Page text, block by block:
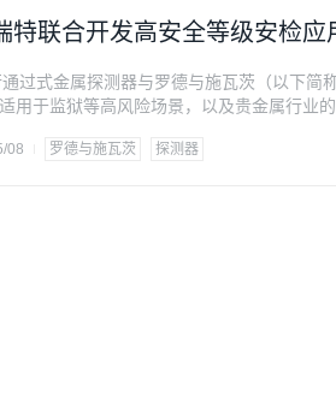
特联合开发高安全等级安检应
过式金属探测器与罗德与施瓦茨（以下简
用于监狱等高风险场景，以及贵金属行业
微小或体内藏匿的金属威胁，为毫米波检
08 罗德与施瓦茨 探测器